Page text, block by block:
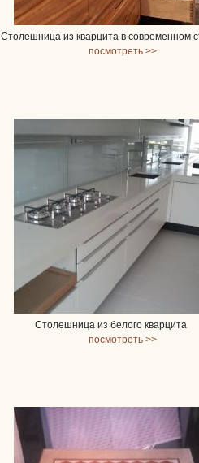
Столешница из кварцита в современном
посмотреть >>
Столешница из белого кварцита
посмотреть >>